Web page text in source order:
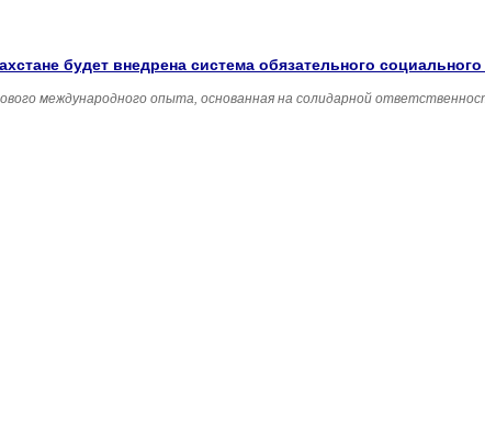
будет внедрена система обязательного
международного опыта, основанная на солидарной